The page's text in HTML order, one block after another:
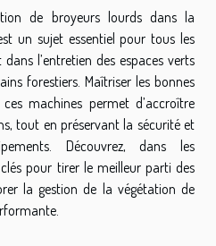
de broyeurs lourds dans la
un sujet essentiel pour tous les
l’entretien des espaces verts
forestiers. Maîtriser les bonnes
machines permet d’accroître
tout en préservant la sécurité et
Découvrez, dans les
pour tirer le meilleur parti des
la gestion de la végétation de